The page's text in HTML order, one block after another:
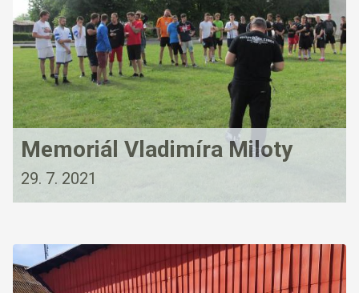
Memoriál Vladimíra Miloty
29. 7. 2021